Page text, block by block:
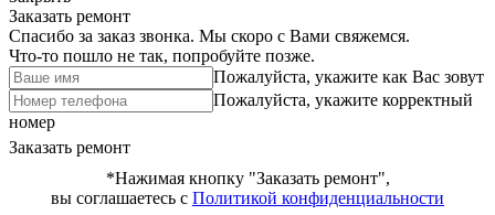
Заказать ремонт
Спасибо за заказ звонка. Мы скоро с Вами свяжемся.
Что-то пошло не так, попробуйте позже.
Пожалуйста, укажите как Вас зовут
Пожалуйста, укажите корректный
номер
Заказать ремонт
*Нажимая кнопку "Заказать ремонт",
вы соглашаетесь с Политикой конфиденциальности